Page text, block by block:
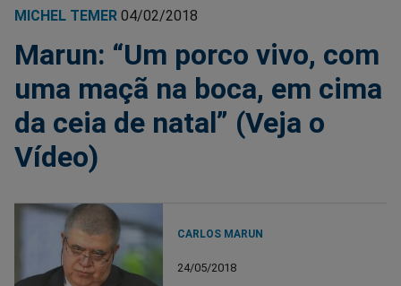
MICHEL TEMER 04/02/2018
Marun: “Um porco vivo, com
uma maçã na boca, em cima
da ceia de natal” (Veja o
Vídeo)
CARLOS MARUN
24/05/2018